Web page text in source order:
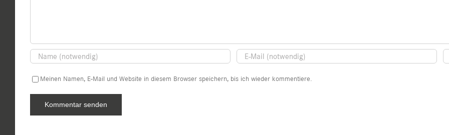
Meinen Namen, E-Mail und Website in diesem Browser speichern, bis ich wieder kommentiere.